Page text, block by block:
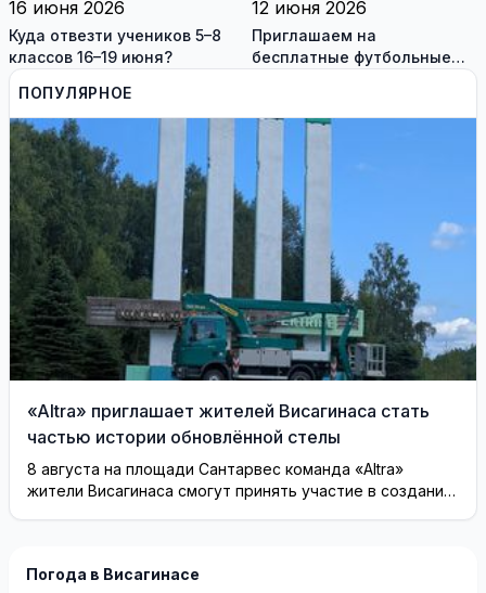
16 июня 2026
Куда отвезти учеников 5–8
классов 16–19 июня?
12 июня 2026
Приглашаем на
бесплатные футбольные
ПОПУЛЯРНОЕ
«Altra» приглашает жителей Висагинаса стать
частью истории обновлённой стелы
8 августа на площади Сантарвес команда «Altra»
жители Висагинаса смогут принять участие в создании
Погода в Висагинасе